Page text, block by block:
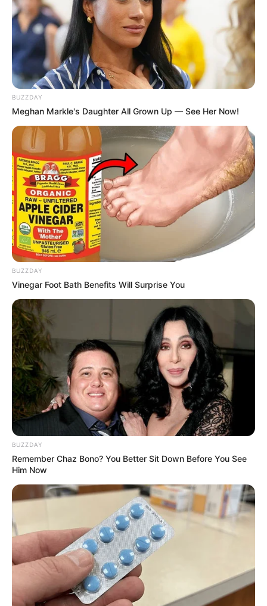
aprendizado sobre a data comemorativa.
Por isso, trouxemos neste post diversas
atividades de Páscoa para Educação Infantilque
pode ajudar no processo de ensino-aprendizagem
dentro de sala de aula, desde as de alfabetização
Atividades de Páscoa para Educação
Infantil: 40 materiais gratuitos
Antes de mais nada, é preciso que você saiba que
todas as atividades que trouxemos neste
conteúdo podem ser baixadas gratuitamente por
você. Incrível, não é?
Dito isso, vamos logo solucionar o famoso dilema
sobre “O que trabalhar na Páscoa com Educação
Infantil?”!
Atividades lúdicas
Vamos começar pelas atividades lúdicas, que são
BUZZDAY
Meghan Markle's Daughter All Grown Up — See Her Now!
BUZZDAY
Vinegar Foot Bath Benefits Will Surprise You
BUZZDAY
Remember Chaz Bono? You Better Sit Down Before You See
Him Now